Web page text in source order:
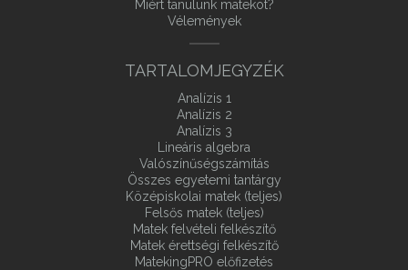
Miért tanulunk matekot?
Vélemények
TARTALOMJEGYZÉK
Analízis 1
Analízis 2
Analízis 3
Lineáris algebra
Valószínűségszámítás
Összes egyetemi tantárgy
Középiskolai matek (teljes)
Felsős matek (teljes)
Matek felvételi felkészítő
Matek érettségi felkészítő
MatekingPRO előfizetés